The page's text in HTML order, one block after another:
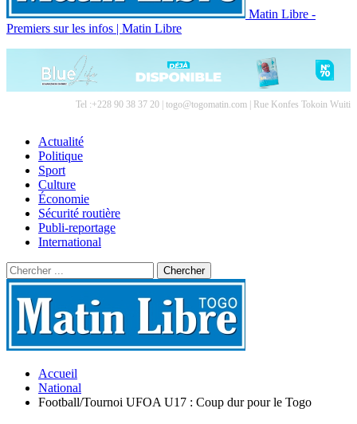
Matin Libre -
Premiers sur les infos | Matin Libre
Tel :+228 90 38 37 20 | togo@togomatin.com | Rue Konfes Tokoin Wuiti
Actualité
Politique
Sport
Culture
Économie
Sécurité routière
Publi-reportage
International
Accueil
National
Football/Tournoi UFOA U17 : Coup dur pour le Togo